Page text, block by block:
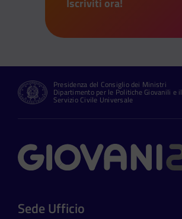
Presidenza del Consiglio dei Ministri
Dipartimento per le Politiche Giovanili e il
Servizio Civile Universale
Contatti
Sede Ufficio